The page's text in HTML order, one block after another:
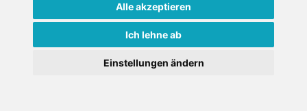
Alle akzeptieren
Ich lehne ab
Einstellungen ändern
Gschwendtnerhof
App17 Blum